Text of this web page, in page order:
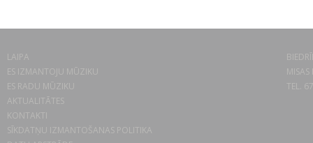
LAIPA
ES IZMANTOJU MŪZIKU
ES RADU MŪZIKU
AKTUALITĀTES
KONTAKTI
SĪKDATŅU IZMANTOŠANAS POLITIKA
TEL.